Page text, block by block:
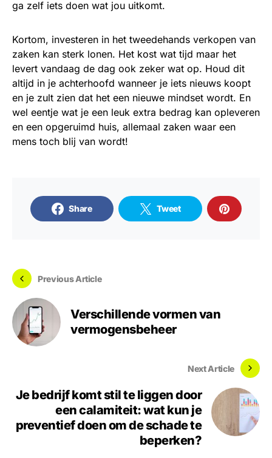
ga zelf iets doen wat jou uitkomt.
Kortom, investeren in het tweedehands verkopen van
zaken kan sterk lonen. Het kost wat tijd maar het
levert vandaag de dag ook zeker wat op. Houd dit
altijd in je achterhoofd wanneer je iets nieuws koopt
en je zult zien dat het een nieuwe mindset wordt. En
wel eentje wat je een leuk extra bedrag kan opleveren
en een opgeruimd huis, allemaal zaken waar een
mens toch blij van wordt!
Share Tweet
Previous Article
Verschillende vormen van
vermogensbeheer
Next Article
Je bedrijf komt stil te liggen door
een calamiteit: wat kun je
preventief doen om de schade te
beperken?